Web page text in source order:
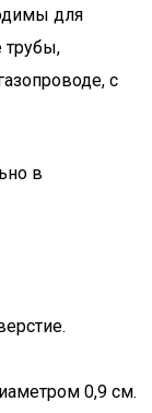
для
трубы,
с
в
0,9 см.